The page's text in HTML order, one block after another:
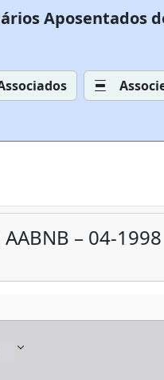
Aposentados
– 04-1998